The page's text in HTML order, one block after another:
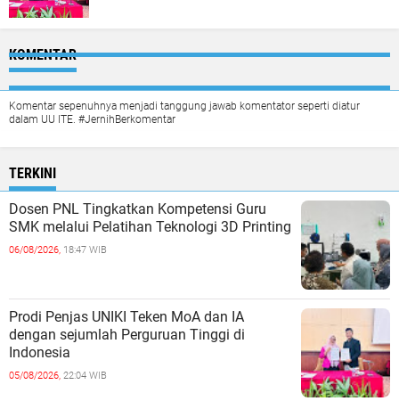
KOMENTAR
Komentar sepenuhnya menjadi tanggung jawab komentator seperti diatur
dalam UU ITE. #JernihBerkomentar
TERKINI
Dosen PNL Tingkatkan Kompetensi Guru
SMK melalui Pelatihan Teknologi 3D Printing
06/08/2026, 18:47 WIB
Prodi Penjas UNIKI Teken MoA dan IA
dengan sejumlah Perguruan Tinggi di
Indonesia
05/08/2026, 22:04 WIB